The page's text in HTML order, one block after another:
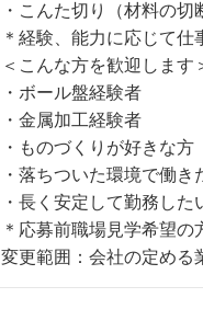
・こんた切り（材料の切
＊経験、能力に応じて仕
＜こんな方を歓迎します
・ボール盤経験者
・金属加工経験者
・ものづくりが好きな方
・落ちついた環境で働き
・長く安定して勤務した
＊応募前職場見学希望
変更範囲：会社の定める